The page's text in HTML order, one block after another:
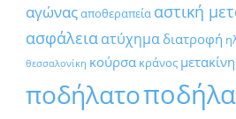
αγώναςαποθεραπεία αστική
ασφάλειαατύχημα διατροφή
θεσσαλονίκη κούρσα κράνος
ποδήλατο